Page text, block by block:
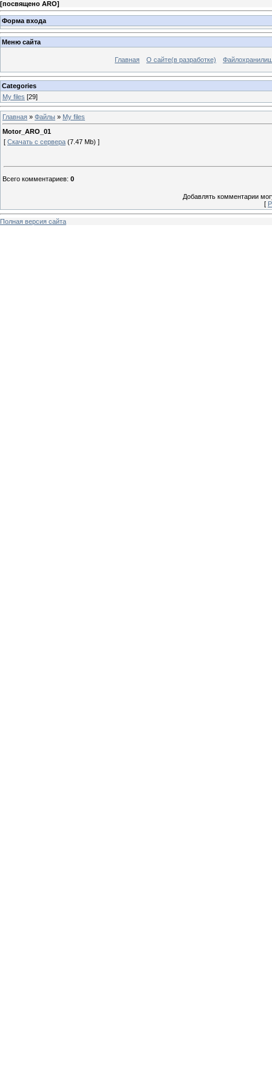
[посвящено ARO]
Форма входа
Меню сайта
Главная О сайте(в разработке)
Categories
My files [29]
Главная » Файлы » My files
Motor_ARO_01
[ Скачать с сервера (7.47 Mb) ]
Всего комментариев: 0
Добавлять комментарии
[
Полная версия сайта